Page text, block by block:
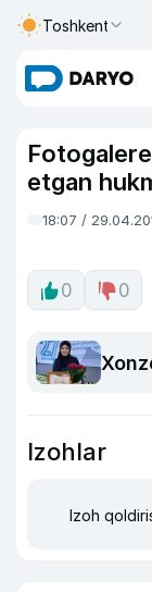
Toshkent
etgan
18:07 /
0 0
Izohlar
Izoh